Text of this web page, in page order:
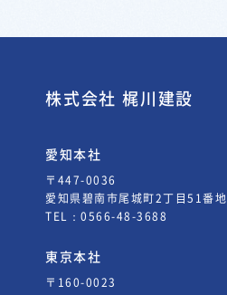
株式会社 梶川建設
愛知本社
〒447-0036
愛知県碧南市尾城町2丁目51番地
TEL： 0566-48-3688
東京本社
〒160-0023